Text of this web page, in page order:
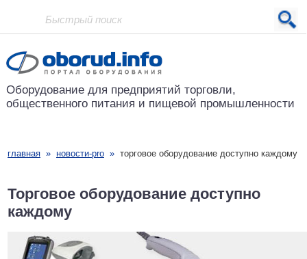
Проект основан в 2001 году
Оборудование для предприятий торговли,
общественного питания и пищевой промышленности
главная » новости-pro » торговое оборудование доступно каждому
Торговое оборудование доступно
каждому